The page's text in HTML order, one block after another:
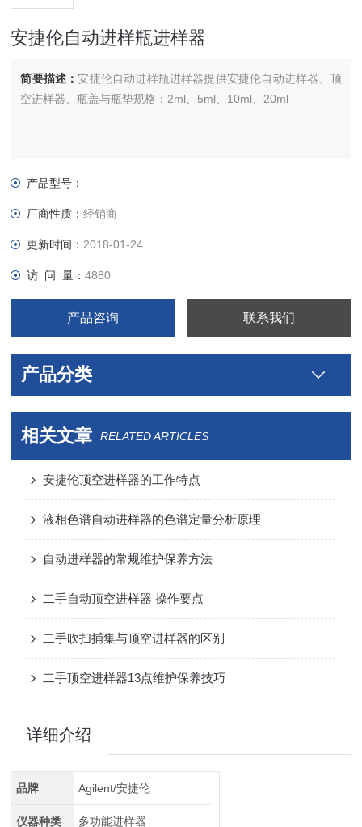
安捷伦自动进样瓶进样器
简要描述：安捷伦自动进样瓶进样器提供安捷伦自动进样器、顶
空进样器、瓶盖与瓶垫规格：2ml、5ml、10ml、20ml
产品型号：
厂商性质：经销商
更新时间： 2018-01-24
访 问 量：4880
产品咨询 联系我们
产品分类
相关文章 RELATED ARTICLES
安捷伦顶空进样器的工作特点
液相色谱自动进样器的色谱定量分析原理
自动进样器的常规维护保养方法
二手自动顶空进样器 操作要点
二手吹扫捕集与顶空进样器的区别
二手顶空进样器13点维护保养技巧
详细介绍
品牌 Agilent/安捷伦
仪器种类 多功能进样器